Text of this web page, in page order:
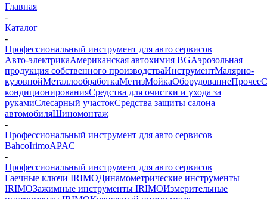
Главная
-
Каталог
-
Профессиональный инструмент для авто сервисов
Авто-электрикаАмериканская автохимия BGАэрозольная
продукция собственного производстваИнструментМалярно-
кузовнойМеталлообработкаМетизМойкаОборудованиеПрочее
кондиционированияСредства для очистки и ухода за
рукамиСлесарный участокСредства защиты салона
автомобиляШиномонтаж
-
Профессиональный инструмент для авто сервисов
BahcoIrimoAPAC
-
Профессиональный инструмент для авто сервисов
Гаечные ключи IRIMOДинамометрические инструменты
IRIMOЗажимные инструменты IRIMOИзмерительные